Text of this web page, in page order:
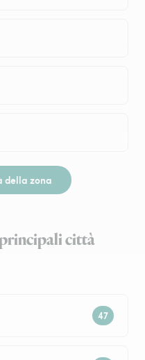
della zona
città